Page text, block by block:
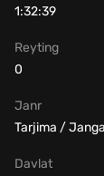
Janr
Tarjima /
1:32:39
Davlat
Reyting
0